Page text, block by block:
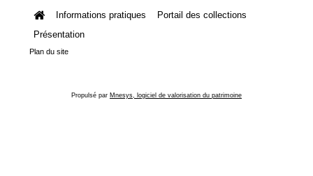
Informations pratiques
Portail des collections
Présentation
Plan du site
Propulsé par Mnesys, logiciel de valorisation du patrimoine